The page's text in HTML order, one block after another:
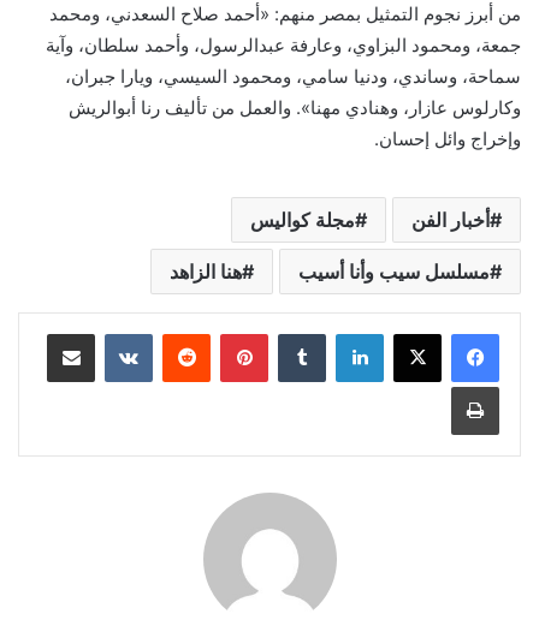
من أبرز نجوم التمثيل بمصر منهم: «أحمد صلاح السعدني، ومحمد
جمعة، ومحمود البزاوي، وعارفة عبدالرسول، وأحمد سلطان، وآية
سماحة، وساندي، ودنيا سامي، ومحمود السيسي، ويارا جبران،
وكارلوس عازار، وهنادي مهنا». والعمل من تأليف رنا أبوالريش
وإخراج وائل إحسان.
أخبار الفن مجلة كواليس
مسلسل سيب وأنا أسيب هنا الزاهد
لينكدإن بينتيريست مشاركة عبر البريد
طباعة